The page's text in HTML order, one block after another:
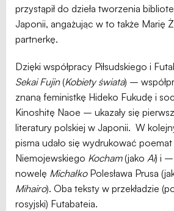
przystąpił do dzieła tworzenia
Japonii, angażując w to także Marię
partnerkę.
Dzięki współpracy Piłsudskiego i
Sekai Fujin(Kobiety świata) –
znaną feministkę Hideko Fukudę i
Kinoshitę Naoe – ukazały się
literatury polskiej w Japonii. W
pisma udało się wydrukować
Niemojewskiego Kocham(jako Ai) i –
nowelę MichałkoPolesława Prusa
Mihairo). Oba teksty w przekładzie
rosyjski) Futabateia.